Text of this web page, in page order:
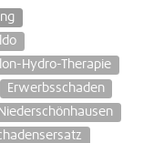
Hydro-Therapie
Erwerbsschaden